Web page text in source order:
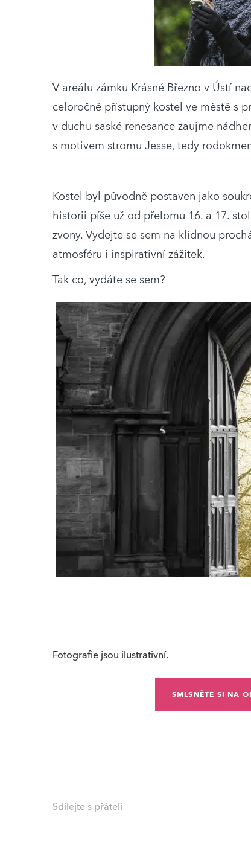
V areálu zámku Krásné Březno v Ústí
celoročně přístupný kostel ve městě s
v duchu saské renesance zaujme
s motivem stromu Jesse, tedy
Kostel byl původně postaven jako
historii píše už od přelomu 16. a 17.
zvony. Vydejte se sem na klidnou
atmosféru i inspirativní zážitek.
Tak co, vydáte se sem?
Fotografie jsou ilustrativní.
SMLSNĚTE SI NA
Sdílejte s přáteli